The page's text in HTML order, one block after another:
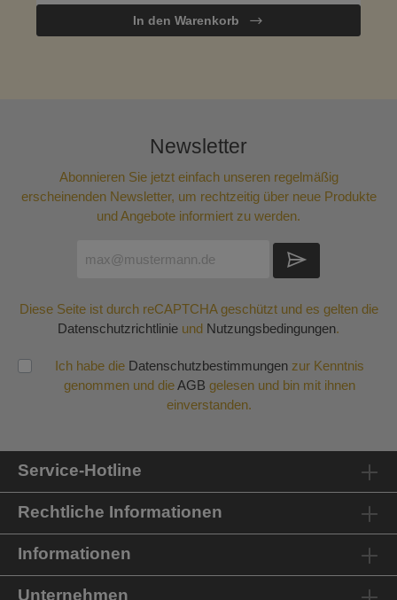
Piment und andere aromatische Zutaten. Tsimenti wird
In den Warenkorb
Newsletter
Abonnieren Sie jetzt einfach unseren regelmäßig
erscheinenden Newsletter, um rechtzeitig über neue Produkte
und Angebote informiert zu werden.
Diese Seite ist durch reCAPTCHA geschützt und es gelten die
Datenschutzrichtlinie und Nutzungsbedingungen.
Ich habe die Datenschutzbestimmungenzur Kenntnis
genommen und dieAGB gelesen und bin mit ihnen
einverstanden.
Service-Hotline
Rechtliche Informationen
Informationen
Unternehmen